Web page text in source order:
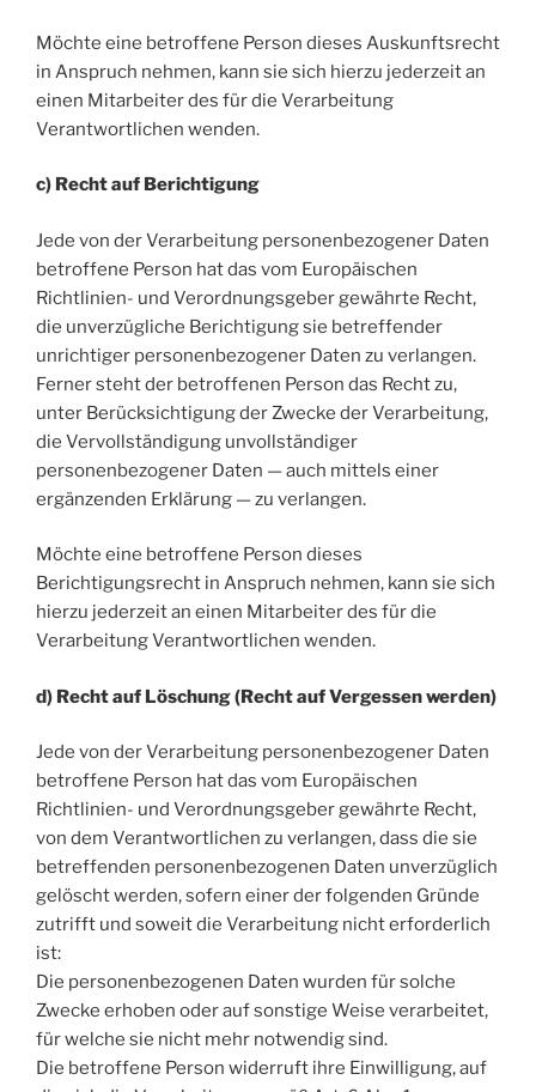
Möchte eine betroffene Person dieses Auskunftsrecht
in Anspruch nehmen, kann sie sich hierzu jederzeit an
einen Mitarbeiter des für die Verarbeitung
Verantwortlichen wenden.
c) Recht auf Berichtigung
Jede von der Verarbeitung personenbezogener Daten
betroffene Person hat das vom Europäischen
Richtlinien- und Verordnungsgeber gewährte Recht,
die unverzügliche Berichtigung sie betreffender
unrichtiger personenbezogener Daten zu verlangen.
Ferner steht der betroffenen Person das Recht zu,
unter Berücksichtigung der Zwecke der Verarbeitung,
die Vervollständigung unvollständiger
personenbezogener Daten — auch mittels einer
ergänzenden Erklärung — zu verlangen.
Möchte eine betroffene Person dieses
Berichtigungsrecht in Anspruch nehmen, kann sie sich
hierzu jederzeit an einen Mitarbeiter des für die
Verarbeitung Verantwortlichen wenden.
d) Recht auf Löschung (Recht auf Vergessen werden)
Jede von der Verarbeitung personenbezogener Daten
betroffene Person hat das vom Europäischen
Richtlinien- und Verordnungsgeber gewährte Recht,
von dem Verantwortlichen zu verlangen, dass die sie
betreffenden personenbezogenen Daten unverzüglich
gelöscht werden, sofern einer der folgenden Gründe
zutrifft und soweit die Verarbeitung nicht erforderlich
ist:
Die personenbezogenen Daten wurden für solche
Zwecke erhoben oder auf sonstige Weise verarbeitet,
für welche sie nicht mehr notwendig sind.
Die betroffene Person widerruft ihre Einwilligung, auf